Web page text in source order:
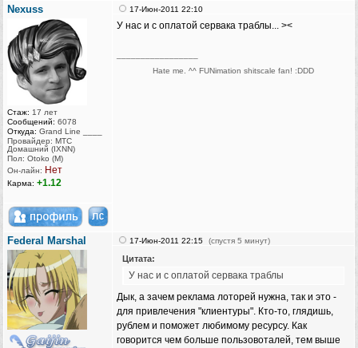
Nexuss
Стаж: 17 лет
Сообщений: 6078
Откуда: Grand Line ____
Провайдер: МТС
Домашний (IXNN)
Пол: Otoko (M)
Он-лайн: Нет
Карма: +1.12
17-Июн-2011 22:10
У нас и с оплатой сервака траблы... ‍>‍‍<‍
Hate me. ^^ FUNimation shitscale fan! :DDD
Federal Marshal 17-Июн-2011 22:15 (спустя 5 минут)
Цитата:
У нас и с оплатой сервака траблы
Дык, а зачем реклама лоторей нужна, так и это -
для привлечения "клиентуры". Кто-то, глядишь,
рублем и поможет любимому ресурсу. Как
говорится чем больше пользовоталей, тем выше